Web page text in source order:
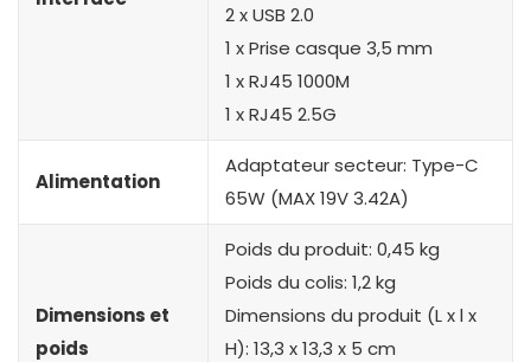
2 x USB 2.0
1 x Prise casque 3,5 mm
1 x RJ45 1000M
1 x RJ45 2.5G
Alimentation
Adaptateur secteur: Type-C
65W (MAX 19V 3.42A)
Dimensions et
poids
Poids du produit: 0,45 kg
Poids du colis: 1,2 kg
Dimensions du produit (L x l x
H): 13,3 x 13,3 x 5 cm